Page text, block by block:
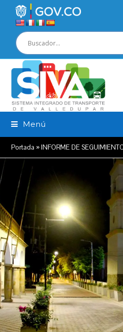
Menú
Portada »INFORME DE